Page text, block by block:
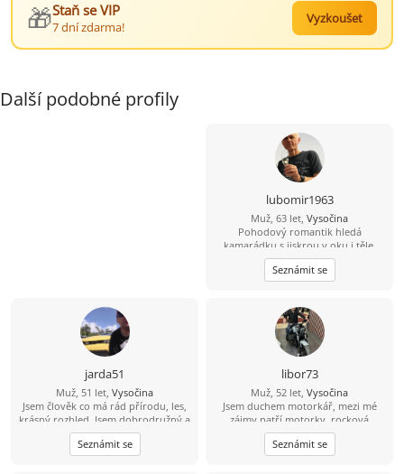
🎁Staň se VIP
7 dní zdarma!
Vyzkoušet
Další podobné profily
lubomir1963
Muž, 63 let, Vysočina
Pohodový romantik hledá
kamarádku s jiskrou v oku i těle.
Seznámit se
jarda51
Muž, 51 let, Vysočina
Jsem člověk co má rád přírodu, les,
krásný rozhled. Jsem dobrodružný a
mám rád nové věci. Hledám k sobě
ženu na vztah.
Seznámit se
libor73
Muž, 52 let, Vysočina
Jsem duchem motorkář, mezi mé
zájmy patří motorky, rocková
hudba, sport a příroda. Hledám
ženu z Vysočiny, která by ráda
trávila čas na vesnici.
Seznámit se